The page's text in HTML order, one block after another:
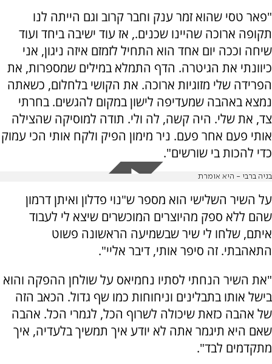
"פאר טסי שהוא זמר ענק וחבר קרוב וגם הייתה לנו
תקופה ארוכה שהיינו שכנים., אז עוד ישיבה ביחד ועוד
שיחה וככה יום אחד הוא התחיל לזמזם איזה ניגון, אני
כיוונתי את הגיטרה. הדף התמלא במילים שמספרות, את
הפרידה שלי מזוגיות ארוכה. את הקושי בלחלום, כשאתה
נמצא באהבה שמעדיפה לישון במקום להגשים. בחרתי
צד, את שלי. היה קשה, לה ולי. תודה למוסיקה שהצילה
אותי פעם אחר פעם. ניר מימון הפיק ולקח אותי הכי עמוק
כדי להכות בי שורשים".
בניה ברבי - היא אומרת
על השיר השלישי הוא מספר ש"נוי פדלון ואיתן דרמון
שהם ללא ספק מהיוצרים המוכשרים שיצא לי לעבוד
איתם, שלחו לי שיר שבשמיעה הראשונה פשוט
התאהבתי. זה סיפר אותי, דיבר אליי".
"את השיר הנחתי לסתיו נחמיאס על שולחן ההפקה והוא
בישל אותו בתבלינים וניחוחות כמו שף גדול. הכאב הזה
של אהבה כזאת שיכולה לשרוף הכל, לגמרי הכל. אהבה
שאם היא תיגמר אתה לא יודע איך תמשיך בלעדיה, איך
מתקדמים לבד".